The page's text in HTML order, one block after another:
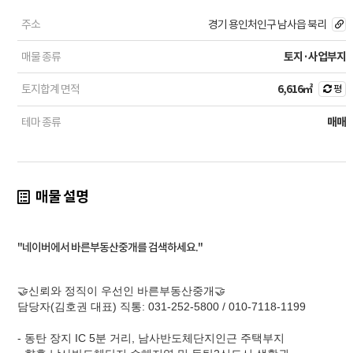
주소 경기 용인처인구 남사읍 북리
매물 종류 토지·사업부지
토지합계 면적 6,616㎡ 평
테마 종류 매매
매물 설명
"네이버에서 바른부동산중개를 검색하세요."
🤝신뢰와 정직이 우선인 바른부동산중개🤝
담당자(김호권 대표) 직통: 031-252-5800 / 010-7118-1199
- 동탄 장지 IC 5분 거리, 남사반도체단지인근 주택부지